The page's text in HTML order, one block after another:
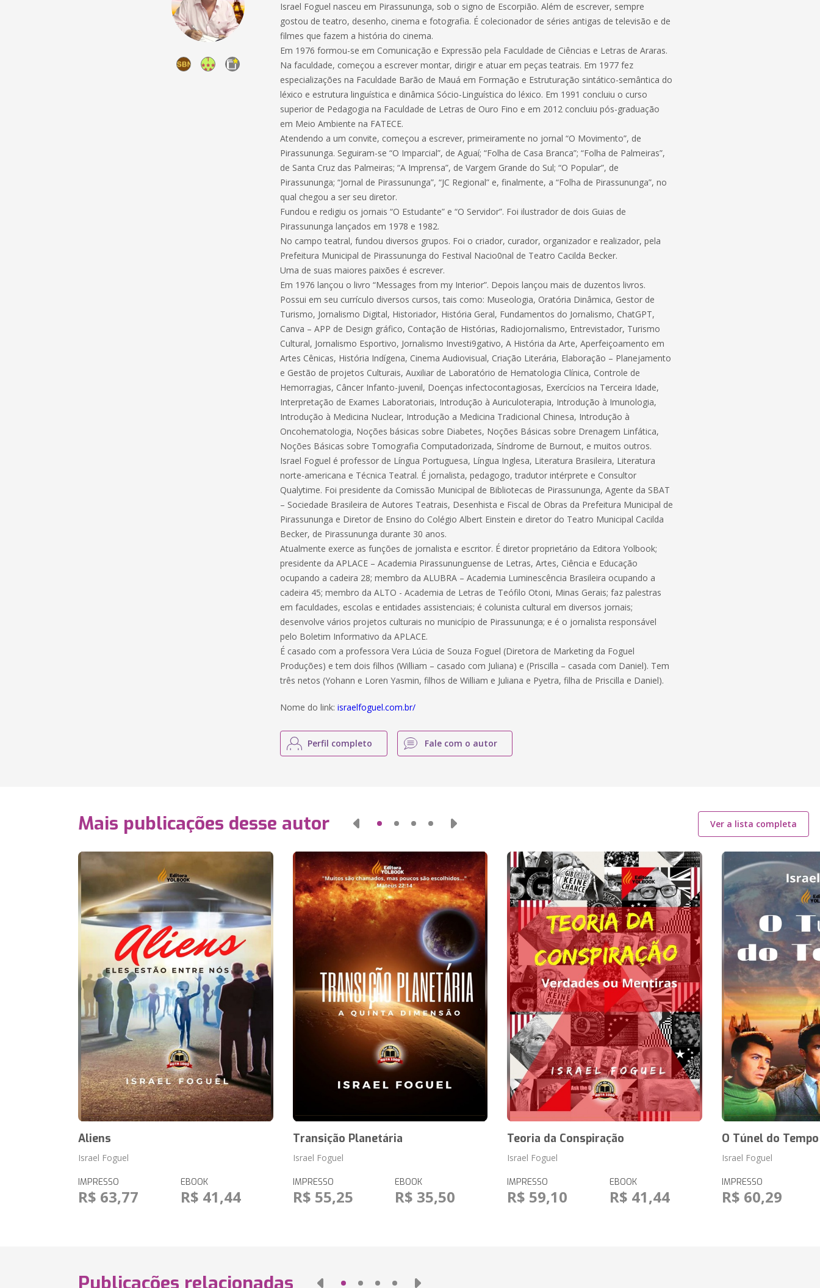
Israel Foguel nasceu em Pirassununga, sob o signo de Escorpião. Além de escrever, sempre
gostou de teatro, desenho, cinema e fotografia. É colecionador de séries antigas de televisão e de
filmes que fazem a história do cinema.
Em 1976 formou-se em Comunicação e Expressão pela Faculdade de Ciências e Letras de Araras.
Na faculdade, começou a escrever montar, dirigir e atuar em peças teatrais. Em 1977 fez
especializações na Faculdade Barão de Mauá em Formação e Estruturação sintático-semântica do
léxico e estrutura linguística e dinâmica Sócio-Linguística do léxico. Em 1991 concluiu o curso
superior de Pedagogia na Faculdade de Letras de Ouro Fino e em 2012 concluiu pós-graduação
em Meio Ambiente na FATECE.
Atendendo a um convite, começou a escrever, primeiramente no jornal “O Movimento”, de
Pirassununga. Seguiram-se “O Imparcial”, de Aguaí; “Folha de Casa Branca”; “Folha de Palmeiras”,
de Santa Cruz das Palmeiras; “A Imprensa”, de Vargem Grande do Sul; “O Popular”, de
Pirassununga; “Jornal de Pirassununga”, “JC Regional” e, finalmente, a “Folha de Pirassununga”, no
qual chegou a ser seu diretor.
Fundou e redigiu os jornais “O Estudante” e “O Servidor”. Foi ilustrador de dois Guias de
Pirassununga lançados em 1978 e 1982.
No campo teatral, fundou diversos grupos. Foi o criador, curador, organizador e realizador, pela
Prefeitura Municipal de Pirassununga do Festival Nacio0nal de Teatro Cacilda Becker.
Uma de suas maiores paixões é escrever.
Em 1976 lançou o livro “Messages from my Interior”. Depois lançou mais de duzentos livros.
Possui em seu currículo diversos cursos, tais como: Museologia, Oratória Dinâmica, Gestor de
Turismo, Jornalismo Digital, Historiador, História Geral, Fundamentos do Jornalismo, ChatGPT,
Canva – APP de Design gráfico, Contação de Histórias, Radiojornalismo, Entrevistador, Turismo
Cultural, Jornalismo Esportivo, Jornalismo Investi9gativo, A História da Arte, Aperfeiçoamento em
Artes Cênicas, História Indígena, Cinema Audiovisual, Criação Literária, Elaboração – Planejamento
e Gestão de projetos Culturais, Auxiliar de Laboratório de Hematologia Clínica, Controle de
Hemorragias, Câncer Infanto-juvenil, Doenças infectocontagiosas, Exercícios na Terceira Idade,
Interpretação de Exames Laboratoriais, Introdução à Auriculoterapia, Introdução à Imunologia,
Introdução à Medicina Nuclear, Introdução a Medicina Tradicional Chinesa, Introdução à
Oncohematologia, Noções básicas sobre Diabetes, Noções Básicas sobre Drenagem Linfática,
Noções Básicas sobre Tomografia Computadorizada, Síndrome de Burnout, e muitos outros.
Israel Foguel é professor de Língua Portuguesa, Língua Inglesa, Literatura Brasileira, Literatura
norte-americana e Técnica Teatral. É jornalista, pedagogo, tradutor intérprete e Consultor
Qualytime. Foi presidente da Comissão Municipal de Bibliotecas de Pirassununga, Agente da SBAT
– Sociedade Brasileira de Autores Teatrais, Desenhista e Fiscal de Obras da Prefeitura Municipal de
Pirassununga e Diretor de Ensino do Colégio Albert Einstein e diretor do Teatro Municipal Cacilda
Becker, de Pirassununga durante 30 anos.
Atualmente exerce as funções de jornalista e escritor. É diretor proprietário da Editora Yolbook;
presidente da APLACE – Academia Pirassununguense de Letras, Artes, Ciência e Educação
ocupando a cadeira 28; membro da ALUBRA – Academia Luminescência Brasileira ocupando a
cadeira 45; membro da ALTO - Academia de Letras de Teófilo Otoni, Minas Gerais; faz palestras
em faculdades, escolas e entidades assistenciais; é colunista cultural em diversos jornais;
desenvolve vários projetos culturais no município de Pirassununga; e é o jornalista responsável
pelo Boletim Informativo da APLACE.
É casado com a professora Vera Lúcia de Souza Foguel (Diretora de Marketing da Foguel
Produções) e tem dois filhos (William – casado com Juliana) e (Priscilla – casada com Daniel). Tem
três netos (Yohann e Loren Yasmin, filhos de William e Juliana e Pyetra, filha de Priscilla e Daniel).
Nome do link:israelfoguel.com.br/
Perfil completo Fale com o autor
Mais publicações desse autor Ver a lista completa
Aliens
Israel Foguel
IMPRESSO
R$ 63,77
EBOOK
R$ 41,44
Transição Planetária
Israel Foguel
IMPRESSO
R$ 55,25
EBOOK
R$ 35,50
Teoria da Conspiração
Israel Foguel
IMPRESSO
R$ 59,10
EBOOK
R$ 41,44
O Túnel do Tempo
Israel Foguel
IMPRESSO
R$ 60,29
Publicações relacionadas